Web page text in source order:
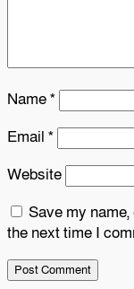
Name*
Email *
Website
Save my
the next time I